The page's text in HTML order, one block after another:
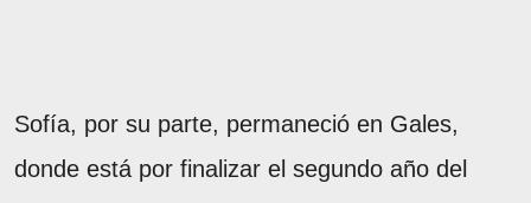
Sofía, por su parte, permaneció en Gales,
donde está por finalizar el segundo año del